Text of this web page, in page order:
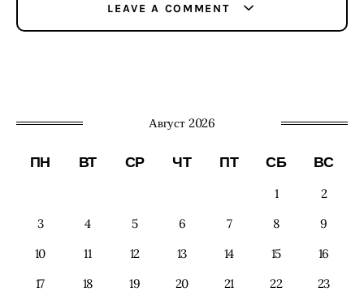
LEAVE A COMMENT
Август 2026
ПН ВТ СР ЧТ ПТ СБ ВС
1
2
3
4 5 6 7 8
9
10
11 12 13 14 15
16
17
18 19 20 21 22
23